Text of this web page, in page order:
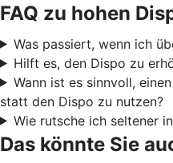
FAQ zu hohen
Was passiert, wenn ich
Hilft es, den Dispo zu
Wann ist es sinnvoll,
statt den Dispo zu nutzen?
Wie rutsche ich seltener
Das könnte Sie